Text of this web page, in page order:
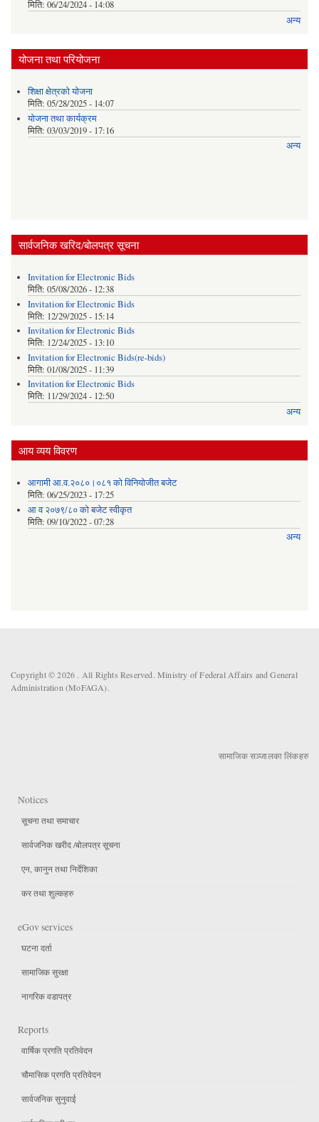
मिति: 06/24/2024 - 14:08
अन्य
योजना तथा परियोजना
शिक्षा क्षेत्रकाे याेजना
मिति: 05/28/2025 - 14:07
याेजना तथा कार्यक्रम
मिति: 03/03/2019 - 17:16
अन्य
सार्वजनिक खरिद/बोलपत्र सूचना
Invitation for Electronic Bids
मिति: 05/08/2026 - 12:38
Invitation for Electronic Bids
मिति: 12/29/2025 - 15:14
Invitation for Electronic Bids
मिति: 12/24/2025 - 13:10
Invitation for Electronic Bids(re-bids)
मिति: 01/08/2025 - 11:39
Invitation for Electronic Bids
मिति: 11/29/2024 - 12:50
अन्य
आय व्यय विवरण
आगामी आ.व.२०८०।०८१ को विनियोजीत बजेट
मिति: 06/25/2023 - 17:25
आ व २०७९/८० को बजेट स्वीकृत
मिति: 09/10/2022 - 07:28
अन्य
Copyright © 2026 . All Rights Reserved. Ministry of Federal Affairs and General
Administration (MoFAGA).
सामाजिक सञ्जालका लिंकहरु
Notices
सूचना तथा समाचार
सार्वजनिक खरीद /बोलपत्र सूचना
एन, कानुन तथा निर्देशिका
कर तथा शुल्कहरु
eGov services
घटना दर्ता
सामाजिक सुरक्षा
नागरिक वडापत्र
Reports
वार्षिक प्रगति प्रतिवेदन
चौमासिक प्रगति प्रतिवेदन
सार्वजनिक सुनुवाई